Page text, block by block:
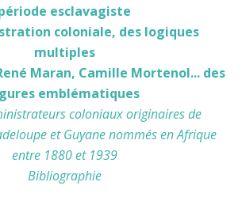
esclavagiste
coloniale, des logiques
multiples
Maran, Camille Mortenol... des
emblématiques
coloniaux originaires de
et Guyane nommés en Afrique
entre 1880 et 1939
Bibliographie